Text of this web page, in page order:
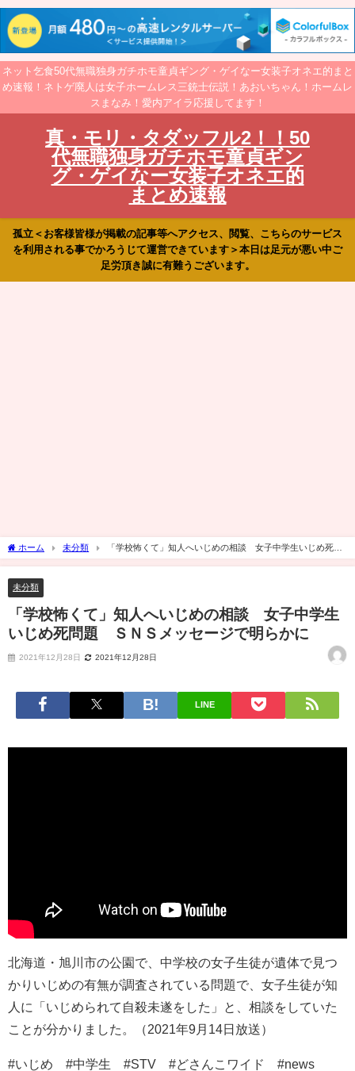
ネット乞食50代無職独身ガチホモ童貞ギング・ゲイなー女装子オネエ的まと
め速報！ネトゲ廃人は女子ホームレス三銃士伝説！あおいちゃん！ホームレ
スまなみ！愛内アイラ応援してます！
真・モリ・タダッフル2！！50
代無職独身ガチホモ童貞ギン
グ・ゲイなー女装子オネエ的
まとめ速報
孤立＜お客様皆様が掲載の記事等へアクセス、閲覧、こちらのサービス
を利用される事でかろうじて運営できています＞本日は足元が悪い中ご
足労頂き誠に有難うございます。
ホーム 未分類
「学校怖くて」知人へいじめの相談 女子中学生いじめ死問
題 ＳＮＳメッセージで明らかに
未分類
「学校怖くて」知人へいじめの相談 女子中学生
いじめ死問題 ＳＮＳメッセージで明らかに
2021年12月28日 2021年12月28日
LINE
北海道・旭川市の公園で、中学校の女子生徒が遺体で見つ
かりいじめの有無が調査されている問題で、女子生徒が知
人に「いじめられて自殺未遂をした」と、相談をしていた
ことが分かりました。（2021年9月14日放送）
#いじめ #中学生 #STV #どさんこワイド #news